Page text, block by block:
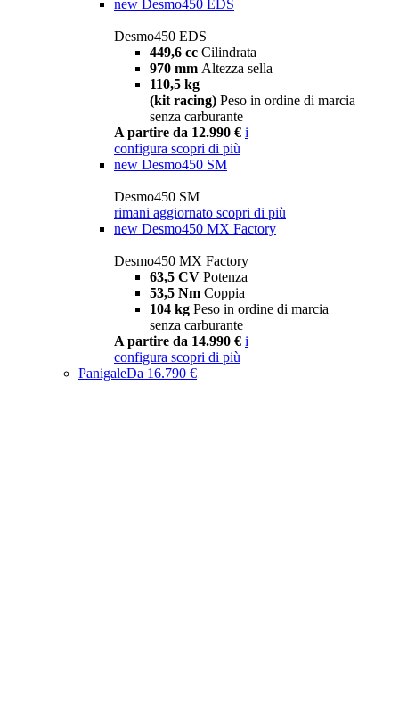
new Desmo450 EDS
Desmo450 EDS
449,6 cc Cilindrata
970 mm Altezza sella
110,5 kg
(kit racing) Peso in ordine di marcia
senza carburante
A partire da 12.990 € i
configura scopri di più
new Desmo450 SM
Desmo450 SM
rimani aggiornato scopri di più
new Desmo450 MX Factory
Desmo450 MX Factory
63,5 CV Potenza
53,5 Nm Coppia
104 kg Peso in ordine di marcia
senza carburante
A partire da 14.990 € i
configura scopri di più
PanigaleDa 16.790 €